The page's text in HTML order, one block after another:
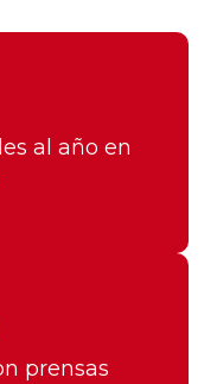
al año en
prensas